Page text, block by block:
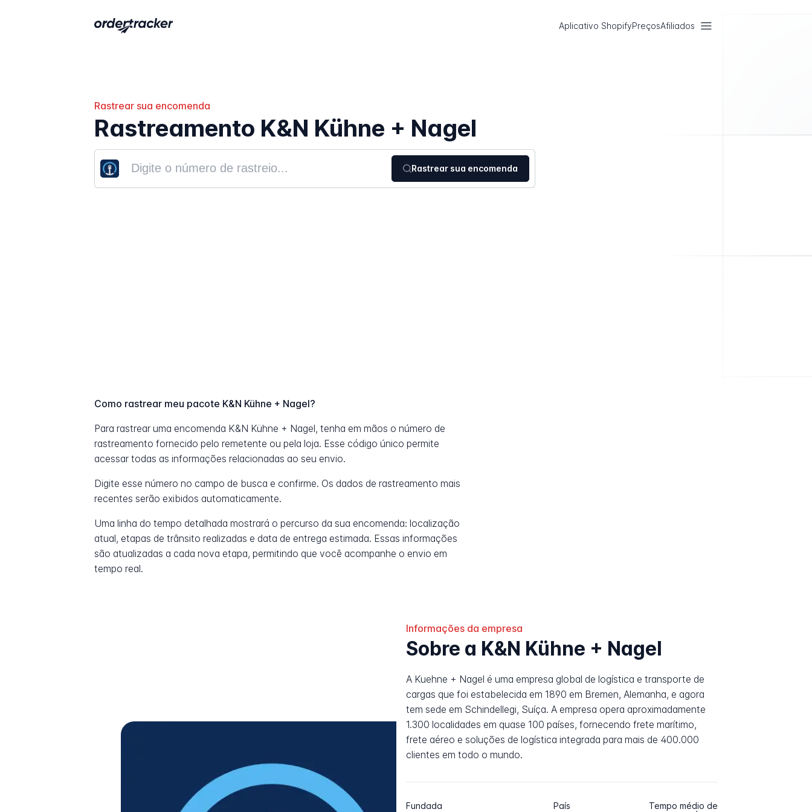
Aplicativo ShopifyPreçosAfiliados
Rastrear sua encomenda
Rastreamento K&N Kühne + Nagel
Rastrear sua encomenda
Como rastrear meu pacote K&N Kühne + Nagel?
Para rastrear uma encomenda K&N Kühne + Nagel, tenha em mãos o número de
rastreamento fornecido pelo remetente ou pela loja. Esse código único permite
acessar todas as informações relacionadas ao seu envio.
Digite esse número no campo de busca e confirme. Os dados de rastreamento mais
recentes serão exibidos automaticamente.
Uma linha do tempo detalhada mostrará o percurso da sua encomenda: localização
atual, etapas de trânsito realizadas e data de entrega estimada. Essas informações
são atualizadas a cada nova etapa, permitindo que você acompanhe o envio em
tempo real.
Informações da empresa
Sobre a K&N Kühne + Nagel
A Kuehne + Nagel é uma empresa global de logística e transporte de
cargas que foi estabelecida em 1890 em Bremen, Alemanha, e agora
tem sede em Schindellegi, Suíça. A empresa opera aproximadamente
1.300 localidades em quase 100 países, fornecendo frete marítimo,
frete aéreo e soluções de logística integrada para mais de 400.000
clientes em todo o mundo.
Fundada País Tempo médio de